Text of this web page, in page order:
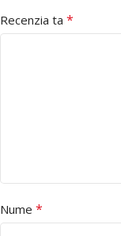
Recenzia ta *
Nume *